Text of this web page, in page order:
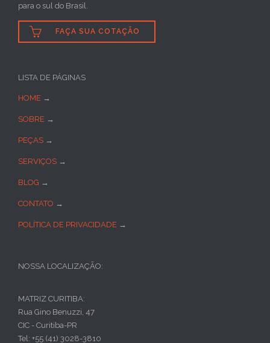
para o sul do Brasil.
 FAÇA SUA COTAÇÃO
LISTA DE PÁGINAS
HOME →
SOBRE →
PEÇAS →
SERVIÇOS →
BLOG →
CONTATO →
POLÍTICA DE PRIVACIDADE →
NOSSA LOCALIZAÇÃO:
MATRIZ CURITIBA:
Rua Gino Benuzzi, 47
CIC - Curitiba-PR
Tel: +55 (41) 3028-3810